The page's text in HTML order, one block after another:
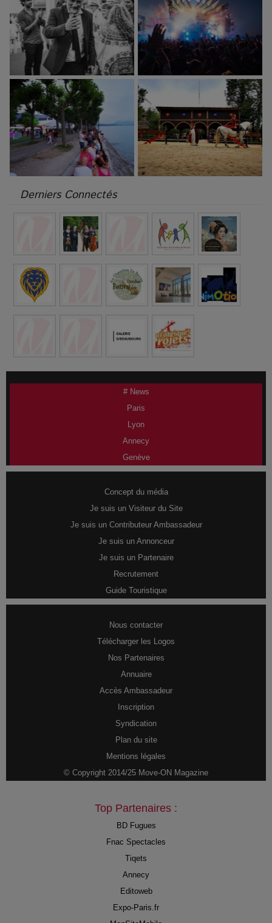
Derniers Connectés
# News
Paris
Lyon
Annecy
Genève
Concept du média
Je suis un Visiteur du Site
Je suis un Contributeur Ambassadeur
Je suis un Annonceur
Je suis un Partenaire
Recrutement
Guide Touristique
Nous contacter
Télécharger les Logos
Nos Partenaires
Annuaire
Accès Ambassadeur
Inscription
Syndication
Plan du site
Mentions légales
© Copyright 2014/25 Move-ON Magazine
Top Partenaires :
BD Fugues
Fnac Spectacles
Tiqets
Annecy
Editoweb
Expo-Paris.fr